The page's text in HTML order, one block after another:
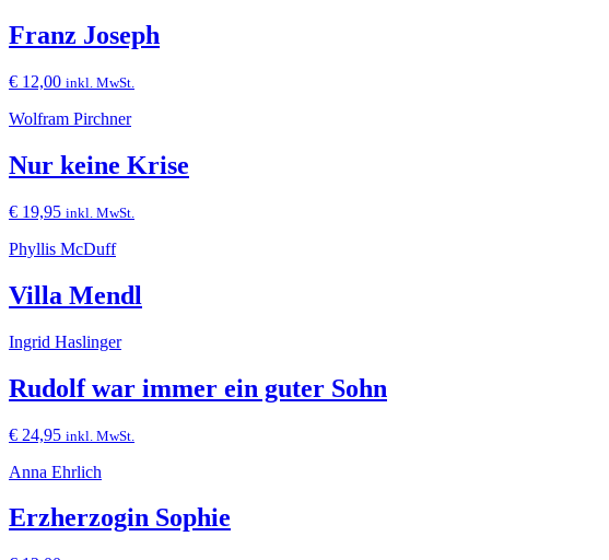
Franz Joseph
€ 12,00 inkl. MwSt.
Wolfram Pirchner
Nur keine Krise
€ 19,95 inkl. MwSt.
Phyllis McDuff
Villa Mendl
Ingrid Haslinger
Rudolf war immer ein guter Sohn
€ 24,95 inkl. MwSt.
Anna Ehrlich
Erzherzogin Sophie